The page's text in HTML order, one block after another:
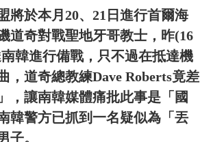
將於本月20、21日進行首爾海
道奇對戰聖地牙哥教士，昨(16
韓進行備戰，只不過在抵達機
，道奇總教練Dave Roberts竟差
，讓南韓媒體痛批此事是「國
韓警方已抓到一名疑似為「丟
子。